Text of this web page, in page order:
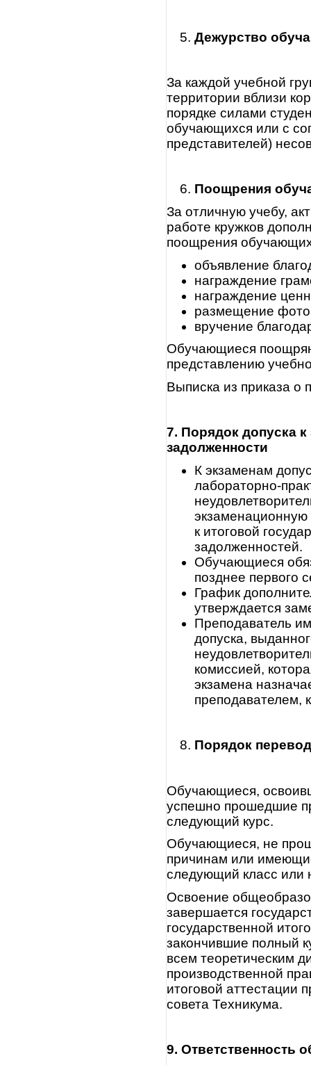
Дежурство
За каждой учебной
территории вблизи
порядке силами
обучающихся или с
представителей)
Поощрения
За отличную учебу,
работе кружков
поощрения
объявление
награждение
награждение
размещение
вручение
Обучающиеся
представлению
Выписка из приказа
7. Порядок допуска
задолженности
К экзаменам
лабораторно-
к итоговой
задолженностей.
Обучающиеся
позднее первого
График
утверждается
Преподаватель
допуска,
комиссией,
экзамена
преподавателем,
Порядок
Обучающиеся,
успешно прошедшие
следующий курс.
Обучающиеся, не
причинам или
следующий класс или
Освоение
завершается
государственной
закончившие полный
всем теоретическим
производственной
итоговой аттестации
совета Техникума.
9. Ответственность